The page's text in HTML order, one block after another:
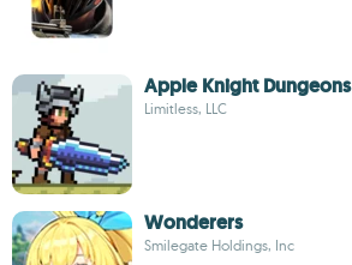
Apple Knight Dungeons
Limitless, LLC
Wonderers
Smilegate Holdings, Inc